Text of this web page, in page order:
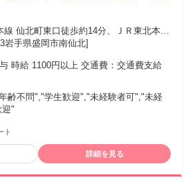
線 仙北町東口徒歩約14分、ＪＲ東北本線
分、ＪＲ東北新幹線 盛岡南口徒歩約43
岩手県盛岡市南仙北]
時給1,100円以上 給与 時給 1100円以上 交通費：交通費支給
齢不問","学生歓迎","未経験者可","未経
"
ト
詳細を見る